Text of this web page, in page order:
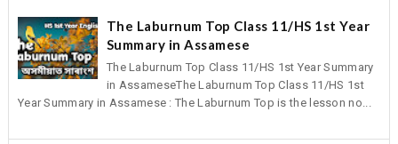
The Laburnum Top Class 11/HS 1st Year
Summary in Assamese
The Laburnum Top Class 11/HS 1st Year Summary
in AssameseThe Laburnum Top Class 11/HS 1st
Year Summary in Assamese : The Laburnum Top is the lesson no...